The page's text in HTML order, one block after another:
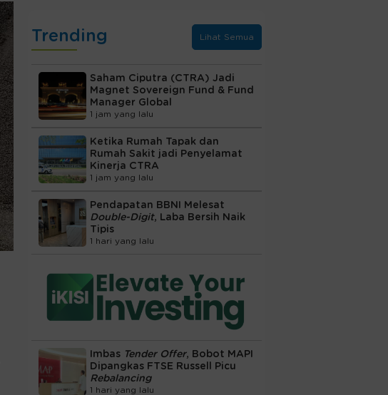
Trending Lihat Semua
Saham Ciputra (CTRA) Jadi
Magnet Sovereign Fund & Fund
Manager Global
1 jam yang lalu
Ketika Rumah Tapak dan
Rumah Sakit jadi Penyelamat
Kinerja CTRA
1 jam yang lalu
Pendapatan BBNI Melesat
Double-Digit, Laba Bersih Naik
Tipis
1 hari yang lalu
Imbas Tender Offer, Bobot MAPI
Dipangkas FTSE Russell Picu
Rebalancing
1 hari yang lalu